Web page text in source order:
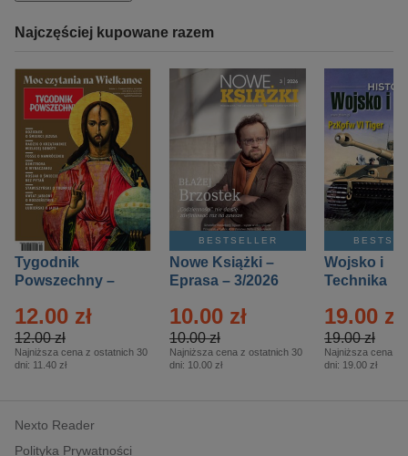
Najczęściej kupowane razem
Tygodnik
Powszechny –
12.00 zł
12.00 zł
Najniższa cena z ostatnich 30
dni: 11.40 zł
BESTSELLER
Nowe Książki –
Eprasa – 3/2026
10.00 zł
10.00 zł
Najniższa cena z ostatnich 30
dni: 10.00 zł
Wojsko i
Technika
– 2/2026
19.00 zł
19.00 zł
Najniższa cena z
dni: 19.00 zł
Nexto Reader
Polityka Prywatności